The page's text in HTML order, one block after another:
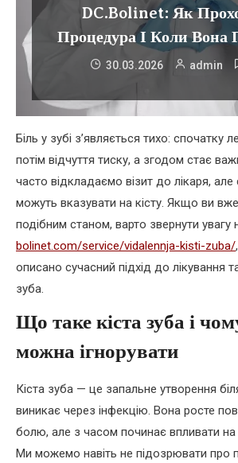
DC.Bolinet: Як
Процедура І Коли Вона
30.03.2026 admin
Біль у зубі з’являється тихо: спочатку
потім відчуття тиску, а згодом стає
часто відкладаємо візит до лікаря, але
можуть вказувати на кісту. Якщо ви вже
подібним станом, варто звернути увагу
bolinet.com/service/vidalennja-kisti-zuba/
описано сучасний підхід до лікування
зуба.
Що таке кіста зуба і
можна ігнорувати
Кіста зуба — це запальне утворення
виникає через інфекцію. Вона росте
болю, але з часом починає впливати на
Ми можемо навіть не підозрювати про